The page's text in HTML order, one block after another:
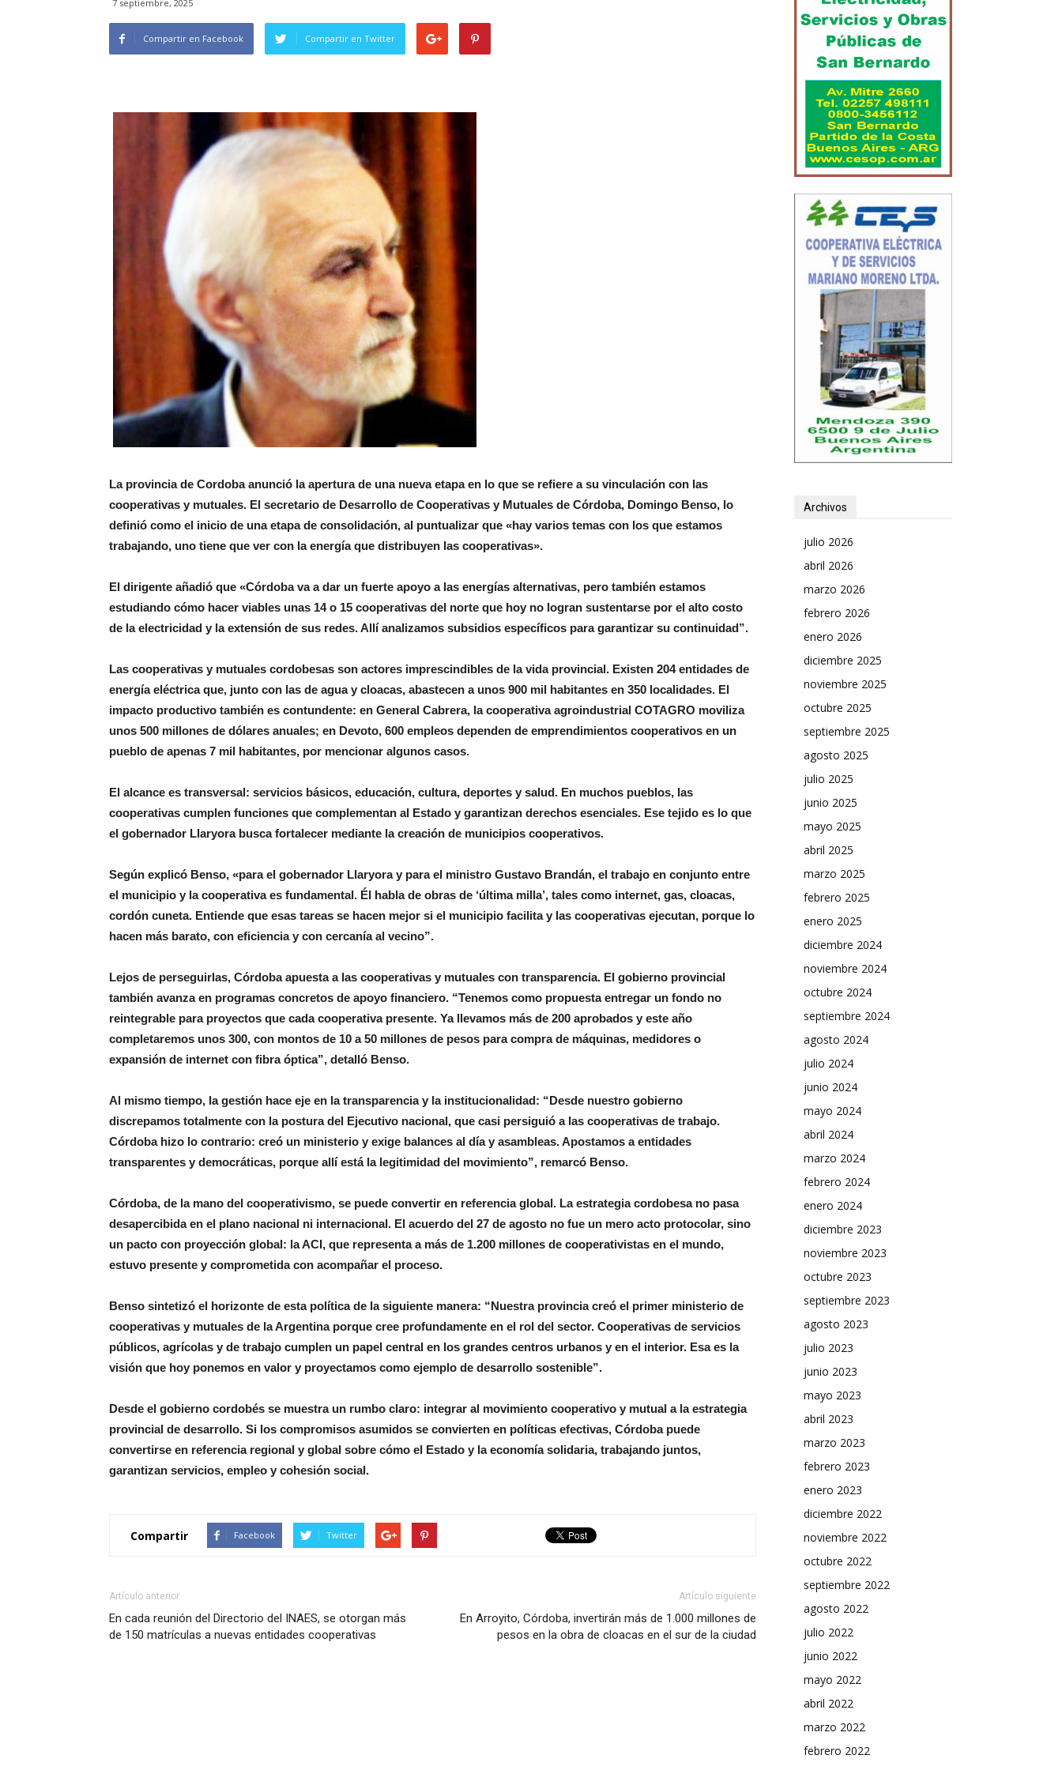
7 septiembre, 2025
Compartir en Facebook Compartir en Twitter
La provincia de Cordoba anunció la apertura de una nueva etapa en lo que se refiere a su vinculación con las
cooperativas y mutuales. El secretario de Desarrollo de Cooperativas y Mutuales de Córdoba, Domingo Benso, lo
definió como el inicio de una etapa de consolidación, al puntualizar que «hay varios temas con los que estamos
trabajando, uno tiene que ver con la energía que distribuyen las cooperativas».
El dirigente añadió que «Córdoba va a dar un fuerte apoyo a las energías alternativas, pero también estamos
estudiando cómo hacer viables unas 14 o 15 cooperativas del norte que hoy no logran sustentarse por el alto costo
de la electricidad y la extensión de sus redes. Allí analizamos subsidios específicos para garantizar su continuidad”.
Las cooperativas y mutuales cordobesas son actores imprescindibles de la vida provincial. Existen 204 entidades de
energía eléctrica que, junto con las de agua y cloacas, abastecen a unos 900 mil habitantes en 350 localidades. El
impacto productivo también es contundente: en General Cabrera, la cooperativa agroindustrial COTAGRO moviliza
unos 500 millones de dólares anuales; en Devoto, 600 empleos dependen de emprendimientos cooperativos en un
pueblo de apenas 7 mil habitantes, por mencionar algunos casos.
El alcance es transversal: servicios básicos, educación, cultura, deportes y salud. En muchos pueblos, las
cooperativas cumplen funciones que complementan al Estado y garantizan derechos esenciales. Ese tejido es lo que
el gobernador Llaryora busca fortalecer mediante la creación de municipios cooperativos.
Según explicó Benso, «para el gobernador Llaryora y para el ministro Gustavo Brandán, el trabajo en conjunto entre
el municipio y la cooperativa es fundamental. Él habla de obras de ‘última milla’, tales como internet, gas, cloacas,
cordón cuneta. Entiende que esas tareas se hacen mejor si el municipio facilita y las cooperativas ejecutan, porque lo
hacen más barato, con eficiencia y con cercanía al vecino”.
Lejos de perseguirlas, Córdoba apuesta a las cooperativas y mutuales con transparencia. El gobierno provincial
también avanza en programas concretos de apoyo financiero. “Tenemos como propuesta entregar un fondo no
reintegrable para proyectos que cada cooperativa presente. Ya llevamos más de 200 aprobados y este año
completaremos unos 300, con montos de 10 a 50 millones de pesos para compra de máquinas, medidores o
expansión de internet con fibra óptica”, detalló Benso.
Al mismo tiempo, la gestión hace eje en la transparencia y la institucionalidad: “Desde nuestro gobierno
discrepamos totalmente con la postura del Ejecutivo nacional, que casi persiguió a las cooperativas de trabajo.
Córdoba hizo lo contrario: creó un ministerio y exige balances al día y asambleas. Apostamos a entidades
transparentes y democráticas, porque allí está la legitimidad del movimiento”, remarcó Benso.
Córdoba, de la mano del cooperativismo, se puede convertir en referencia global. La estrategia cordobesa no pasa
desapercibida en el plano nacional ni internacional. El acuerdo del 27 de agosto no fue un mero acto protocolar, sino
un pacto con proyección global: la ACI, que representa a más de 1.200 millones de cooperativistas en el mundo,
estuvo presente y comprometida con acompañar el proceso.
Benso sintetizó el horizonte de esta política de la siguiente manera: “Nuestra provincia creó el primer ministerio de
cooperativas y mutuales de la Argentina porque cree profundamente en el rol del sector. Cooperativas de servicios
públicos, agrícolas y de trabajo cumplen un papel central en los grandes centros urbanos y en el interior. Esa es la
visión que hoy ponemos en valor y proyectamos como ejemplo de desarrollo sostenible”.
Desde el gobierno cordobés se muestra un rumbo claro: integrar al movimiento cooperativo y mutual a la estrategia
provincial de desarrollo. Si los compromisos asumidos se convierten en políticas efectivas, Córdoba puede
convertirse en referencia regional y global sobre cómo el Estado y la economía solidaria, trabajando juntos,
garantizan servicios, empleo y cohesión social.
Compartir Facebook Twitter
Artículo anterior
En cada reunión del Directorio del INAES, se otorgan más
de 150 matrículas a nuevas entidades cooperativas
Artículo siguiente
En Arroyito, Córdoba, invertirán más de 1.000 millones de
pesos en la obra de cloacas en el sur de la ciudad
Archivos
julio 2026
abril 2026
marzo 2026
febrero 2026
enero 2026
diciembre 2025
noviembre 2025
octubre 2025
septiembre 2025
agosto 2025
julio 2025
junio 2025
mayo 2025
abril 2025
marzo 2025
febrero 2025
enero 2025
diciembre 2024
noviembre 2024
octubre 2024
septiembre 2024
agosto 2024
julio 2024
junio 2024
mayo 2024
abril 2024
marzo 2024
febrero 2024
enero 2024
diciembre 2023
noviembre 2023
octubre 2023
septiembre 2023
agosto 2023
julio 2023
junio 2023
mayo 2023
abril 2023
marzo 2023
febrero 2023
enero 2023
diciembre 2022
noviembre 2022
octubre 2022
septiembre 2022
agosto 2022
julio 2022
junio 2022
mayo 2022
abril 2022
marzo 2022
febrero 2022